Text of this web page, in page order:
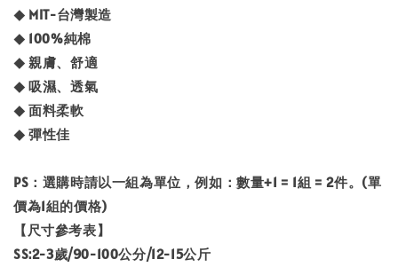
◆ MIT-台灣製造
◆ 100%純棉
◆ 親膚、舒適
◆ 吸濕、透氣
◆ 面料柔軟
◆ 彈性佳
PS：選購時請以一組為單位，例如：數量+1 = 1組 = 2件。(單
價為1組的價格)
【尺寸參考表】
SS:2-3歲/90-100公分/12-15公斤